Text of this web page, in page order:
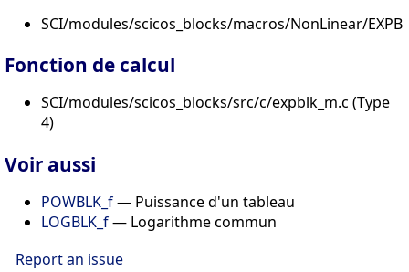
SCI/modules/scicos_blocks/macros/NonLinear/
Fonction de calcul
SCI/modules/scicos_blocks/src/c/expblk_m.c (Type
4)
Voir aussi
POWBLK_f— Puissance d'un tableau
LOGBLK_f— Logarithme commun
Report an issue